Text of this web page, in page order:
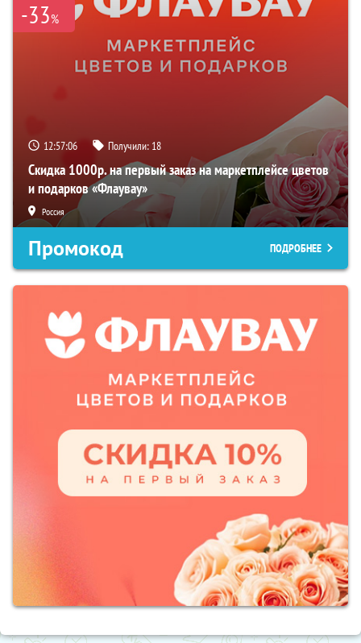
-33%
12:57:05 Получили: 18
Скидка 1000р. на первый заказ на маркетплейсе цветов
и подарков «Флаувау»
Россия
Промокод ПОДРОБНЕЕ